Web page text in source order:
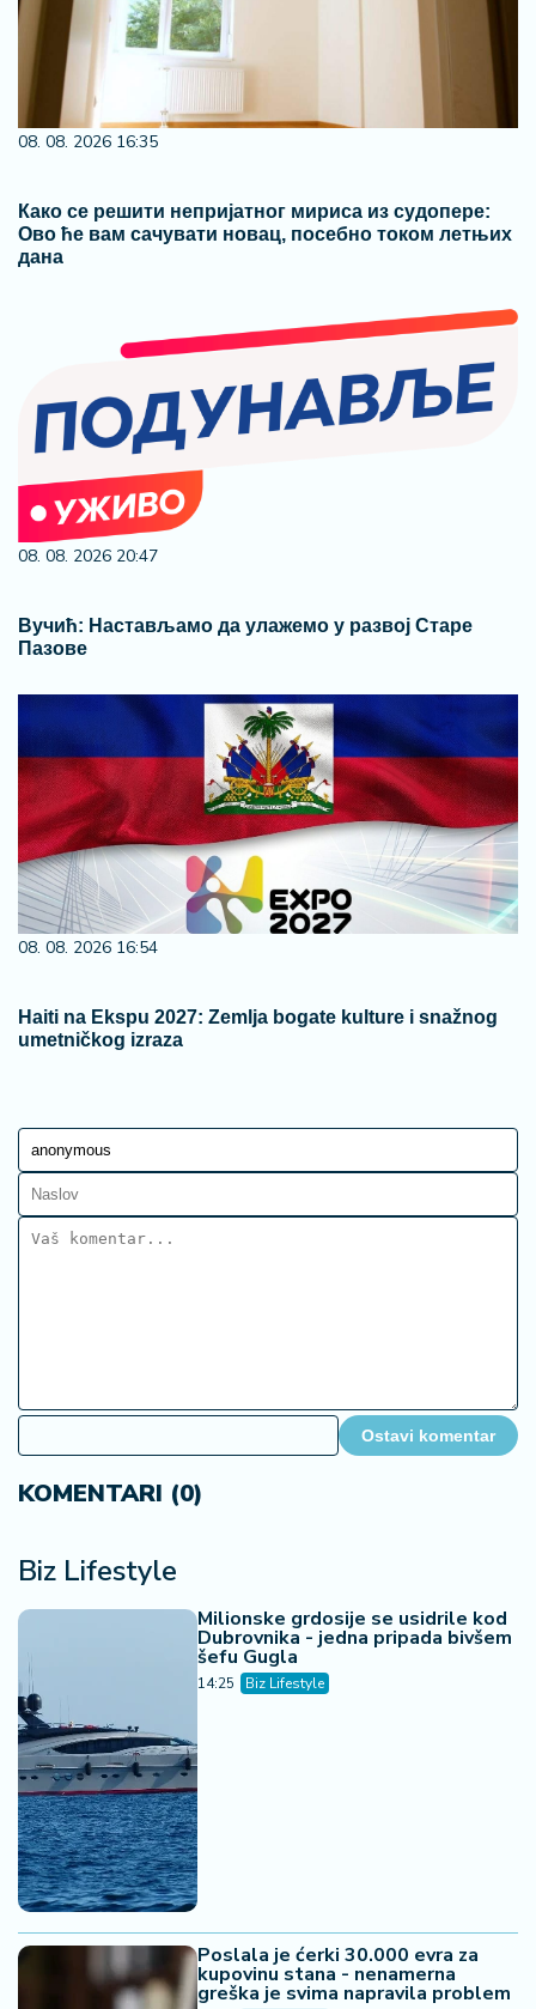
08. 08. 2026 16:35
Како се решити непријатног мириса из судопере:
Ово ће вам сачувати новац, посебно током летњих
дана
08. 08. 2026 20:47
Вучић: Настављамо да улажемо у развој Старе
Пазове
08. 08. 2026 16:54
Haiti na Ekspu 2027: Zemlja bogate kulture i snažnog
umetničkog izraza
Ostavi komentar
KOMENTARI (0)
Biz Lifestyle
Milionske grdosije se usidrile kod
Dubrovnika - jedna pripada bivšem
šefu Gugla
14:25 Biz Lifestyle
Poslala je ćerki 30.000 evra za
kupovinu stana - nenamerna
greška je svima napravila problem